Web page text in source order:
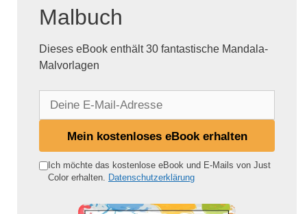
Malbuch
Dieses eBook enthält 30 fantastische Mandala-
Malvorlagen
e
Mein kostenloses eBook erhalten
Ich möchte das kostenlose eBook und E-Mails von Just
Color erhalten. Datenschutzerklärung